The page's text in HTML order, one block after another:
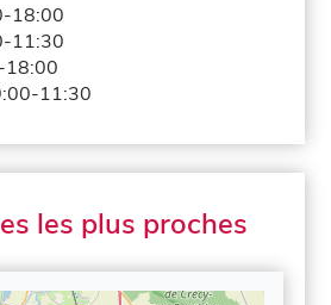
18:00
11:30
18:00
11:30
les plus proches